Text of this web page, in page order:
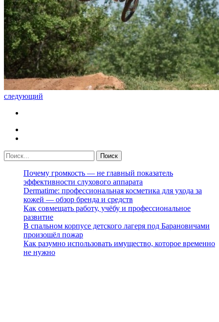
следующий
Почему громкость — не главный показатель
эффективности слухового аппарата
Dermatime: профессиональная косметика для ухода за
кожей — обзор бренда и средств
Как совмещать работу, учёбу и профессиональное
развитие
В спальном корпусе детского лагеря под Барановичами
произошёл пожар
Как разумно использовать имущество, которое временно
не нужно